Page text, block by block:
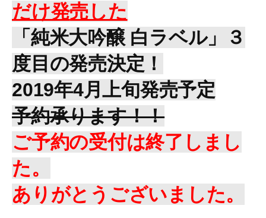
だけ発売した
「純米大吟醸 白ラベル」３
度目の発売決定！
2019年4月上旬発売予定
予約承ります！！
ご予約の受付は終了しまし
た。
ありがとうございました。